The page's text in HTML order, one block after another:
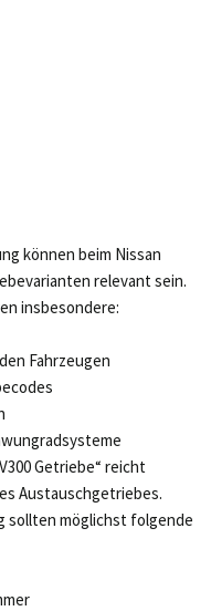
können beim Nissan
relevant sein.
insbesondere:
Fahrzeugen
Getriebe“ reicht
Austauschgetriebes.
sollten möglichst folgende